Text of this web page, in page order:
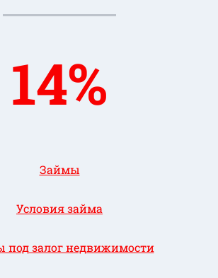
14%
Займы
Условия займа
под залог недвижимости